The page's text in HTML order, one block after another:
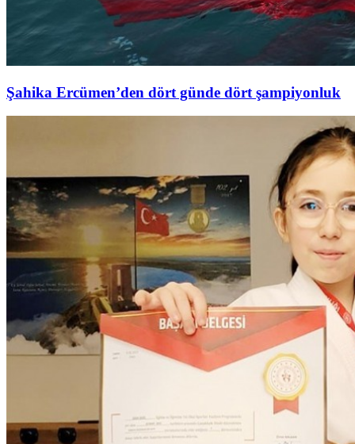
Şahika Ercümen’den dört günde dört şampiyonluk